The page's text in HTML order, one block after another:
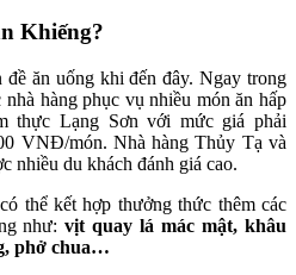
Khiếng?
ăn uống khi đến đây. Ngay trong
hàng phục vụ nhiều món ăn hấp
thực Lạng Sơn với mức giá phải
VNĐ/món. Nhà hàng Thủy Tạ và
nhiều du khách đánh giá cao.
thể kết hợp thưởng thức thêm các
như:vịt quay lá mác mật, khâu
phở chua…